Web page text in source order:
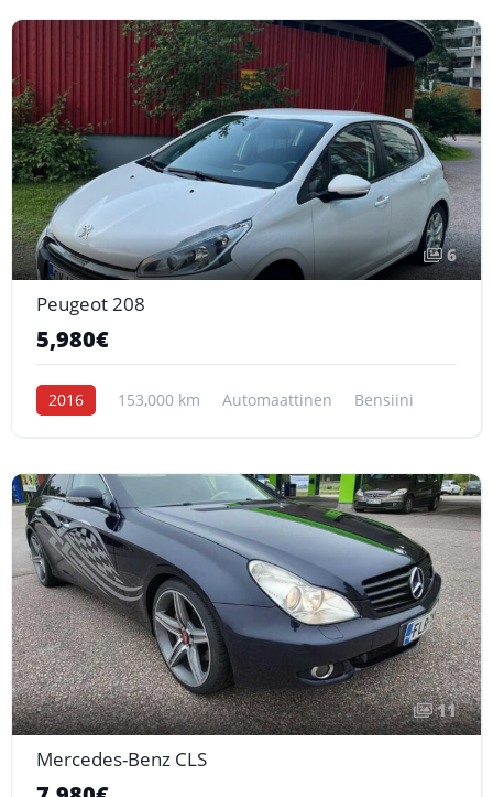
6
Peugeot 208
5,980€
2016 153,000 km Automaattinen Bensiini
11
Mercedes-Benz CLS